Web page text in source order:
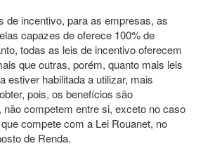
de incentivo, para as empresas, as
capazes de oferece 100% de
todas as leis de incentivo oferecem
que outras, porém, quanto mais leis
estiver habilitada a utilizar, mais
pois, os benefícios são
competem entre si, exceto no caso
compete com a Lei Rouanet, no
de Renda.